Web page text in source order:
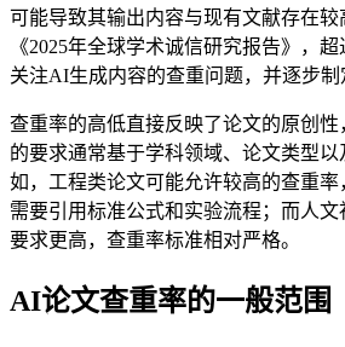
可能导致其输出内容与现有文献存在
《2025年全球学术诚信研究报告》，
关注AI生成内容的查重问题，并逐步制
查重率的高低直接反映了论文的原创
的要求通常基于学科领域、论文类型以
如，工程类论文可能允许较高的查重
需要引用标准公式和实验流程；而人
要求更高，查重率标准相对严格。
AI论文查重率的一般范围